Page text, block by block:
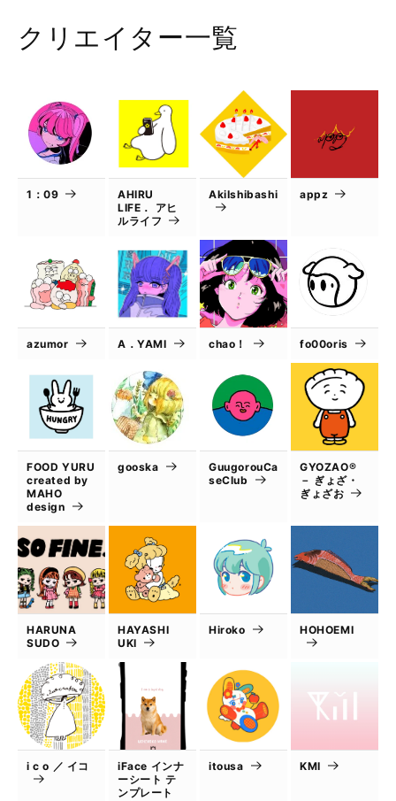
クリエイター一覧
1：09
AHIRU
LIFE． アヒ
ルライフ
AkiIshibashi appz
azumor A．YAMI chao！ fo00oris
FOOD YURU
created by
MAHO
design
gooska
GuugorouCa
seClub
GYOZAO®
－ ぎょざ・
ぎょざお
HARUNA
SUDO
HAYASHI
UKI
Hiroko HOHOEMI
i c o ／ イコ
iFace インナ
ーシート テ
ンプレート
itousa KMI